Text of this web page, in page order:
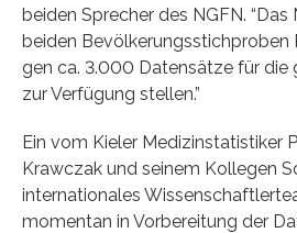
beiden Sprecher des NGFN.
beiden Bevölkerungsstichproben
gen ca. 3.000 Datensätze für die
zur Verfügung stellen.”
Ein vom Kieler Medizinstatistiker
Krawczak und seinem Kollegen
internationales
momentan in Vorbereitung der